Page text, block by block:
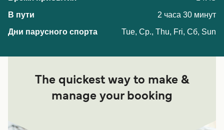
2 часа 30 минут
Tue, Ср., Thu, Fri, Сб, Sun
The quickest way to make &
manage your booking